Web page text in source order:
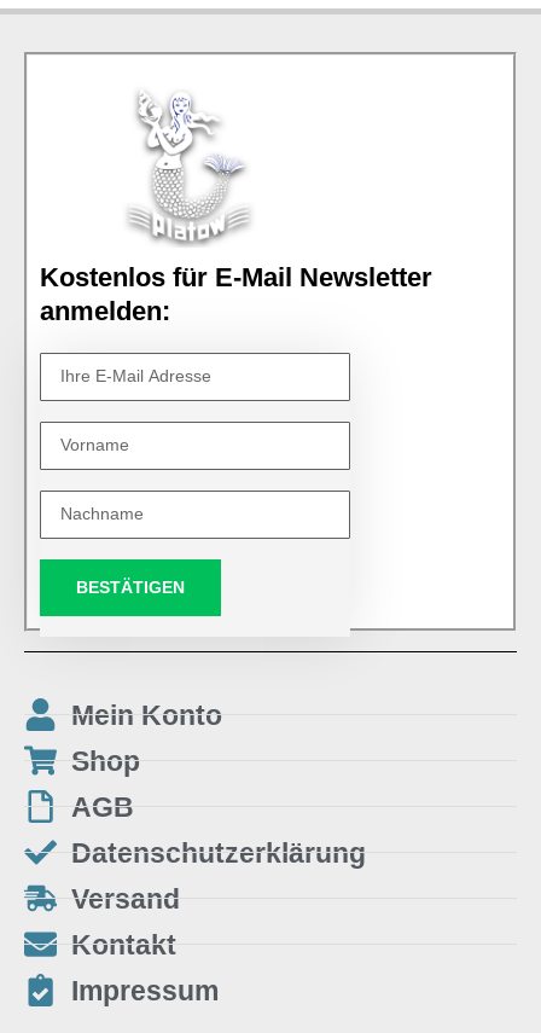
Kostenlos für E-Mail Newsletter
anmelden:
BESTÄTIGEN
Mein Konto
Shop
AGB
Datenschutzerklärung
Versand
Kontakt
Impressum